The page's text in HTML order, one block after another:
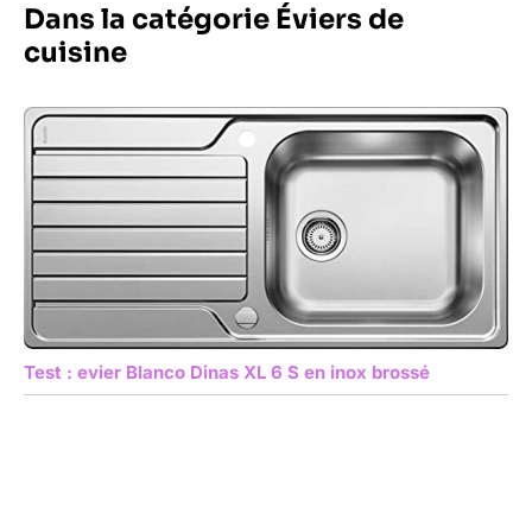
Dans la catégorie Éviers de
cuisine
Test : evier Blanco Dinas XL 6 S en inox brossé